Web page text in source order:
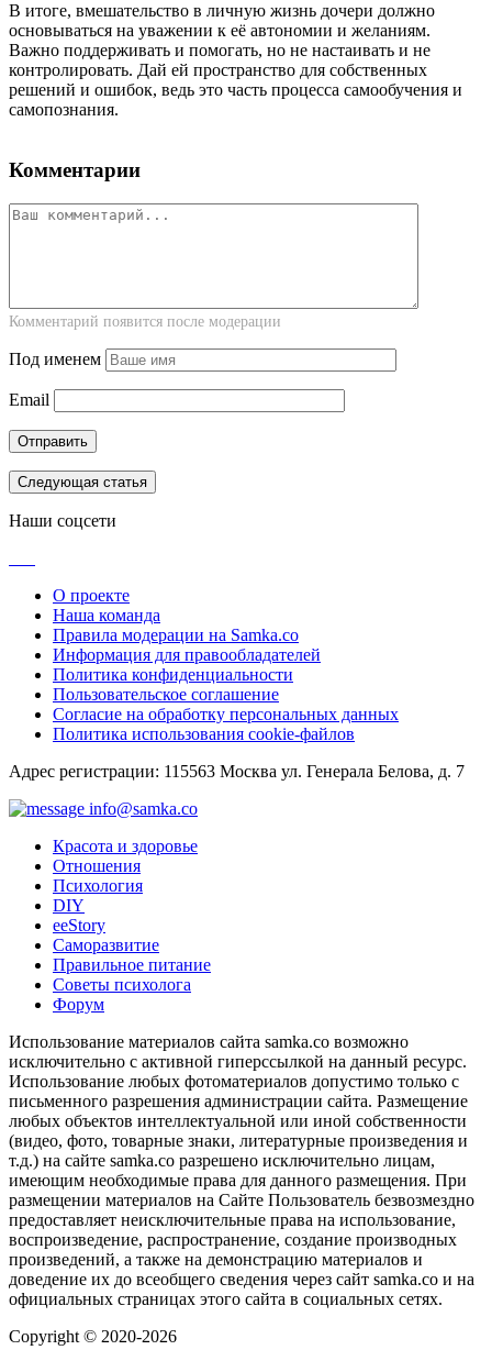
В итоге, вмешательство в личную жизнь дочери должно
основываться на уважении к её автономии и желаниям.
Важно поддерживать и помогать, но не настаивать и не
контролировать. Дай ей пространство для собственных
решений и ошибок, ведь это часть процесса самообучения и
самопознания.
Комментарии
Комментарий появится после модерации
Под именем
Email
Следующая статья
Наши соцсети
О проекте
Наша команда
Правила модерации на Samka.co
Информация для правообладателей
Политика конфиденциальности
Пользовательское соглашение
Согласие на обработку персональных данных
Политика использования cookie-файлов
Адрес регистрации: 115563 Москва ул. Генерала Белова, д. 7
info@samka.co
Красота и здоровье
Отношения
Психология
DIY
ееStory
Саморазвитие
Правильное питание
Советы психолога
Форум
Использование материалов сайта samka.co возможно
исключительно с активной гиперссылкой на данный ресурс.
Использование любых фотоматериалов допустимо только с
письменного разрешения администрации сайта. Размещение
любых объектов интеллектуальной или иной собственности
(видео, фото, товарные знаки, литературные произведения и
т.д.) на сайте samka.co разрешено исключительно лицам,
имеющим необходимые права для данного размещения. При
размещении материалов на Сайте Пользователь безвозмездно
предоставляет неисключительные права на использование,
воспроизведение, распространение, создание производных
произведений, а также на демонстрацию материалов и
доведение их до всеобщего сведения через сайт samka.co и на
официальных страницах этого сайта в социальных сетях.
Copyright © 2020-2026